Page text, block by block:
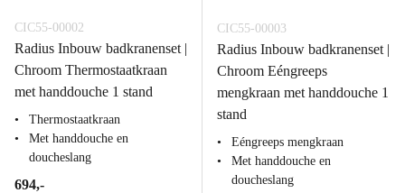
CIC55-00002
Radius Inbouw badkranenset |
Chroom Thermostaatkraan
met handdouche 1 stand
Thermostaatkraan
Met handdouche en
doucheslang
694,-
CIC55-00003
Radius Inbouw badkranenset |
Chroom Eéngreeps
mengkraan met handdouche 1
stand
Eéngreeps mengkraan
Met handdouche en
doucheslang